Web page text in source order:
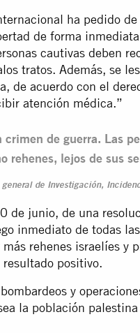
ha pedido
de forma
cautivas deben
tratos. Además, se
de acuerdo con el
atención médica.”
crimen de guerra. Las
rehenes, lejos de sus
general de Investigación,
de junio, de una
inmediato de todas
rehenes israelíes y
positivo.
y
la población